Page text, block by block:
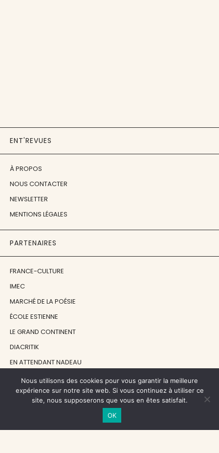
ENT'REVUES
À PROPOS
NOUS CONTACTER
NEWSLETTER
MENTIONS LÉGALES
PARTENAIRES
FRANCE-CULTURE
IMEC
MARCHÉ DE LA POÉSIE
ÉCOLE ESTIENNE
LE GRAND CONTINENT
DIACRITIK
EN ATTENDANT NADEAU
NOS SOUTIENS
Nous utilisons des cookies pour vous garantir la meilleure
expérience sur notre site web. Si vous continuez à utiliser ce
site, nous supposerons que vous en êtes satisfait.
OK